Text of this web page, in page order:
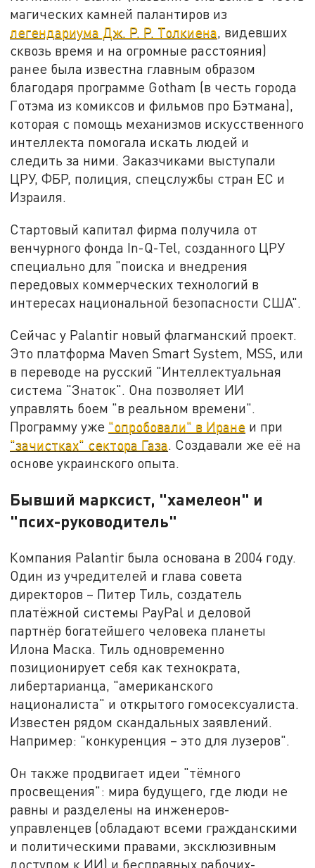
магических камней палантиров из
легендариума Дж. Р. Р. Толкиена, видевших
сквозь время и на огромные расстояния)
ранее была известна главным образом
благодаря программе Gotham (в честь города
Готэма из комиксов и фильмов про Бэтмана),
которая с помощь механизмов искусственного
интеллекта помогала искать людей и
следить за ними. Заказчиками выступали
ЦРУ, ФБР, полиция, спецслужбы стран ЕС и
Израиля.
Стартовый капитал фирма получила от
венчурного фонда In-Q-Tel, созданного ЦРУ
специально для "поиска и внедрения
передовых коммерческих технологий в
интересах национальной безопасности США".
Сейчас у Palantir новый флагманский проект.
Это платформа Maven Smart System, MSS, или
в переводе на русский "Интеллектуальная
система "Знаток". Она позволяет ИИ
управлять боем "в реальном времени".
Программу уже "опробовали" в Иране и при
"зачистках" сектора Газа. Создавали же её на
основе украинского опыта.
Бывший марксист, "хамелеон" и
"псих-руководитель"
Компания Palantir была основана в 2004 году.
Один из учредителей и глава совета
директоров – Питер Тиль, создатель
платёжной системы PayPal и деловой
партнёр богатейшего человека планеты
Илона Маска. Тиль одновременно
позиционирует себя как технократа,
либертарианца, "американского
националиста" и открытого гомосексуалиста.
Известен рядом скандальных заявлений.
Например: "конкуренция – это для лузеров".
Он также продвигает идеи "тёмного
просвещения": мира будущего, где люди не
равны и разделены на инженеров-
управленцев (обладают всеми гражданскими
и политическими правами, эксклюзивным
доступом к ИИ) и бесправных рабочих-